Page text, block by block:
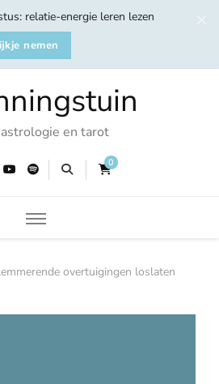
relatie-energie leren lezen
nemen
en tarot
0
overtuigingen loslaten